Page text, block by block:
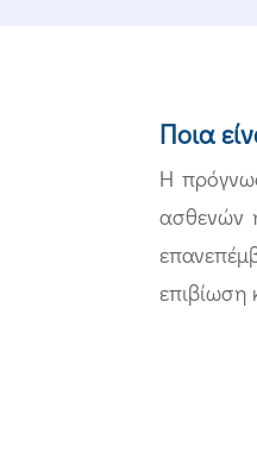
Ποια
Η
ασθενών
επιβίωση